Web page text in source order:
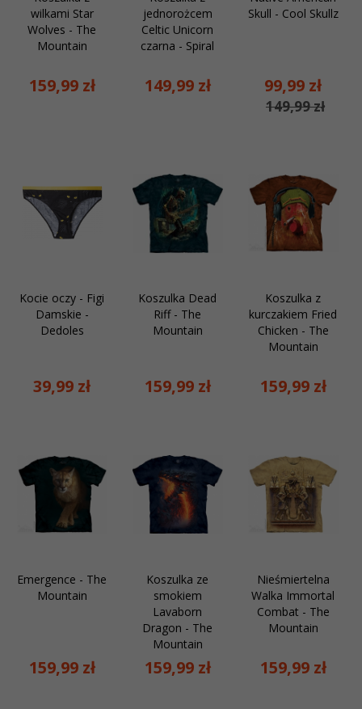
wilkami Star
Wolves - The
Mountain
159,99 zł
jednorożcem
Celtic Unicorn
czarna - Spiral
149,99 zł
Skull - Cool Skullz
99,99 zł
149,99 zł
Kocie oczy - Figi
Damskie -
Dedoles
39,99 zł
Koszulka Dead
Riff - The
Mountain
159,99 zł
Koszulka z
kurczakiem Fried
Chicken - The
Mountain
159,99 zł
Emergence - The
Mountain
159,99 zł
Koszulka ze
smokiem
Lavaborn
Dragon - The
Mountain
159,99 zł
Nieśmiertelna
Walka Immortal
Combat - The
Mountain
159,99 zł